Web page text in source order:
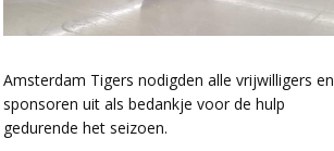
Amsterdam Tigers nodigden alle vrijwilligers en
sponsoren uit als bedankje voor de hulp
gedurende het seizoen.